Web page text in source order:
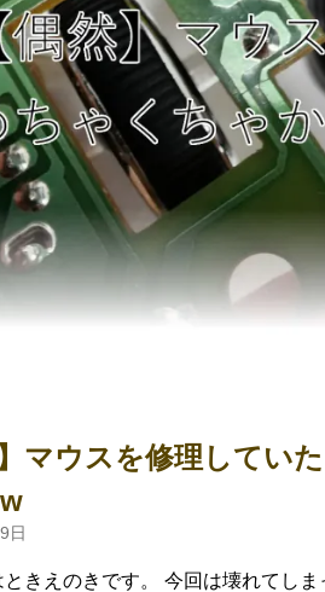
】マウスを修理してい
日
ときえのきです。 今回は壊れてし